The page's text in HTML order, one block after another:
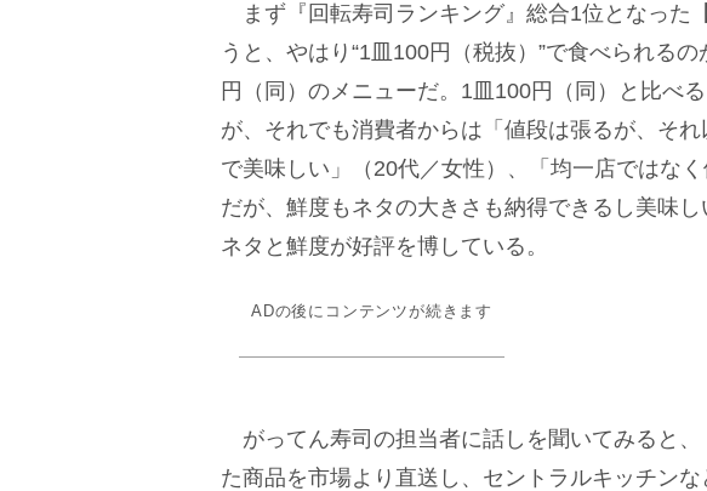
まず『回転寿司ランキング』総合1位となった
うと、やはり“1皿100円（税抜）”で食べられる
円（同）のメニューだ。1皿100円（同）と比べ
が、それでも消費者からは「値段は張るが、そ
で美味しい」（20代／女性）、「均一店ではな
だが、鮮度もネタの大きさも納得できるし美味
ネタと鮮度が好評を博している。
ADの後にコンテンツが続きます
がってん寿司の担当者に話しを聞いてみると
た商品を市場より直送し、セントラルキッチン